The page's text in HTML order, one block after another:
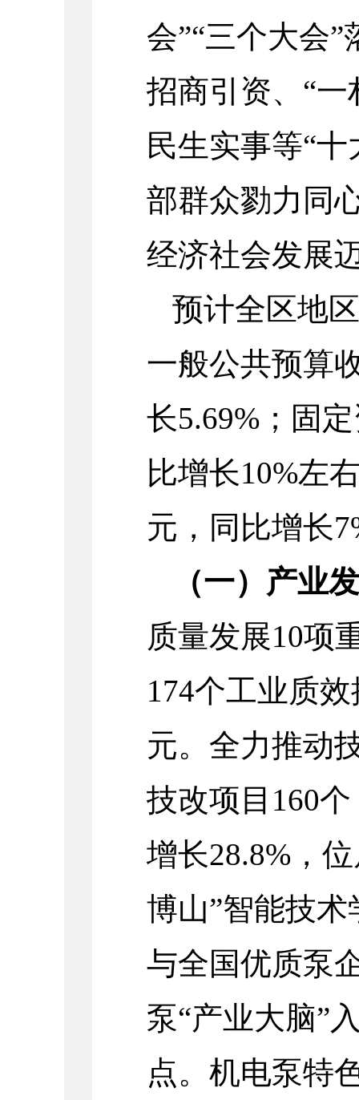
会”“三个大会
招商引资、“
民生实事等“
部群众勠力同
经济社会发展
预计全区地
一般公共预算
长5.69%；固
比增长10%左
元，同比增长
（一）产业
质量发展10项
174个工业质
元。全力推动
技改项目160
增长28.8%，
博山”智能技
与全国优质泵
泵“产业大脑”
点。机电泵特